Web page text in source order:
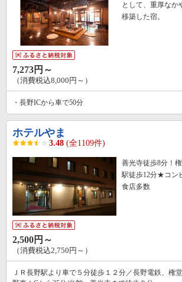
として、重厚なか
移築した宿。
7,273円～
（消費税込8,000円～）
・長野ICから車で50分
ホテルやま
3.48 (全1109件)
善光寺徒歩8分！
駅徒歩12分★コン
食店多数
2,500円～
（消費税込2,750円～）
ＪＲ長野駅より車で５分徒歩１２分／長野電鉄、権